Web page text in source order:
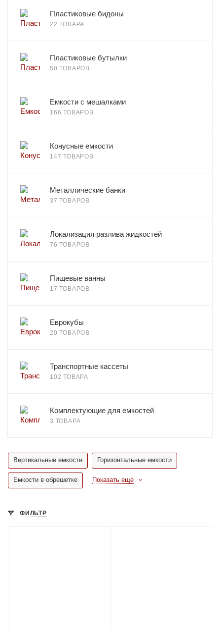
Пластиковые бидоны
22 ТОВАРА
Пластиковые бутылки
50 ТОВАРОВ
Емкости с мешалками
166 ТОВАРОВ
Конусные емкости
147 ТОВАРОВ
Металлические банки
37 ТОВАРОВ
Локализация разлива жидкостей
76 ТОВАРОВ
Пищевые ванны
17 ТОВАРОВ
Еврокубы
20 ТОВАРОВ
Транспортные кассеты
102 ТОВАРА
Комплектующие для емкостей
3 ТОВАРА
Вертикальные емкости Горизонтальные емкости
Емкости в обрешетке Показать еще
ФИЛЬТР